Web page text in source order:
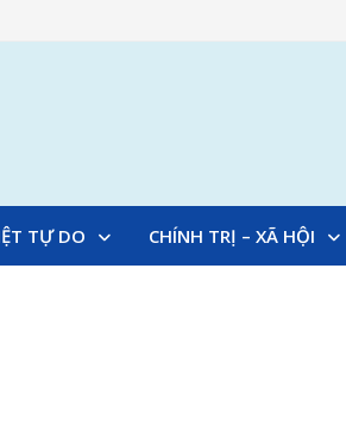
TỰ DO CHÍNH TRỊ – XÃ HỘI